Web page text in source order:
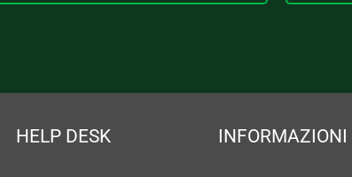
HELP DESK INFORMAZIONI